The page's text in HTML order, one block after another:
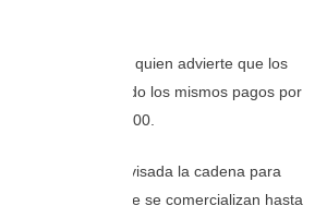
a Rodríguez, quien advierte que los
siguen recibiendo los mismos pagos por
es decir, $2.000.
que debe ser revisada la cadena para
en las que se comercializan hasta